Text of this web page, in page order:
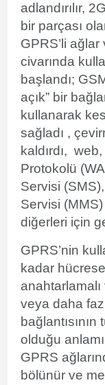
adlandırılır,
bir parçası
GPRS’li ağlar
civarında
başlandı;
açık” bir
kullanarak
sağladı ,
kaldırdı,
Protokolü
Servisi
Servisi
diğerleri için
GPRS’nin
kadar
veya daha
olduğu
GPRS
bölünür ve